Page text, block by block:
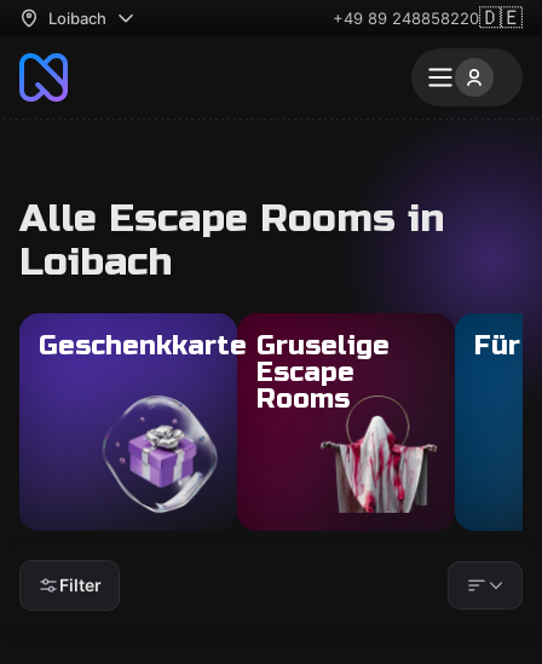
Loibach +49 89 248858220🇩🇪
Alle Escape Rooms in
Loibach
Geschenkkarte Gruselige
Escape
Rooms
Für
Filter